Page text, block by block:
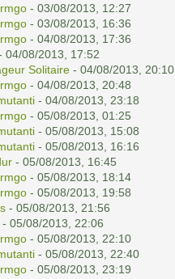
- 03/08/2013, 12:27
- 03/08/2013, 16:36
- 04/08/2013, 17:36
04/08/2013, 17:52
Solitaire- 04/08/2013, 20:10
- 04/08/2013, 20:48
- 04/08/2013, 23:18
- 05/08/2013, 01:25
- 05/08/2013, 15:08
- 05/08/2013, 16:16
- 05/08/2013, 16:45
- 05/08/2013, 18:14
- 05/08/2013, 19:58
- 05/08/2013, 21:56
- 05/08/2013, 22:06
- 05/08/2013, 22:10
- 05/08/2013, 22:40
- 05/08/2013, 23:19